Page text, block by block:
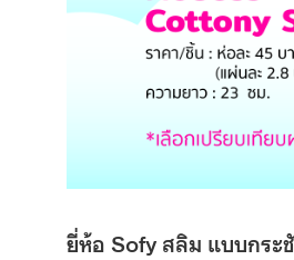
ยี่ห้อ Sofy สลิม แบบกระ